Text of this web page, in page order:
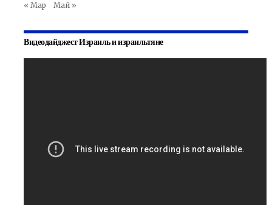
« Мар Май »
Видеодайджест Израиль и израильтяне